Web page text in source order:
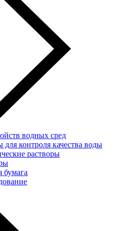
водных сред
для контроля качества воды
растворы
бумага